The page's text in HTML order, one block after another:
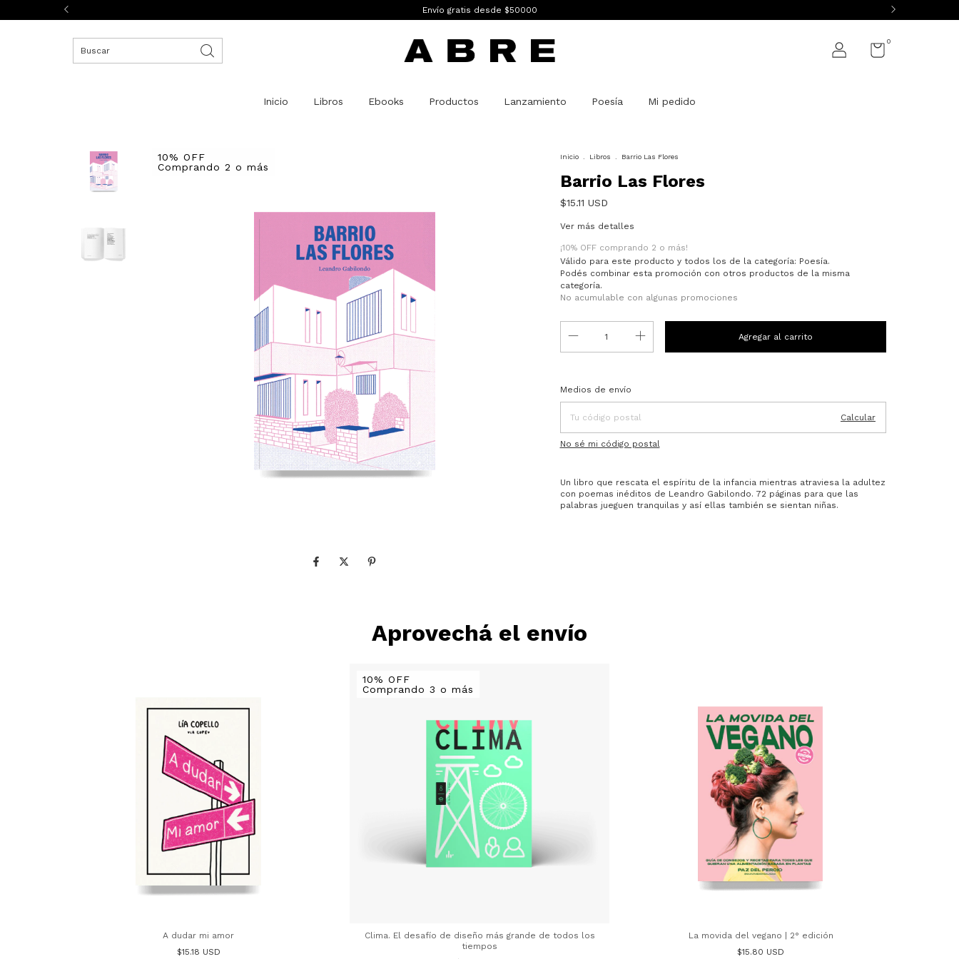
Envío gratis desde $50000
0
Inicio Libros Ebooks Productos Lanzamiento Poesía Mi pedido
10% OFF
Comprando 2 o más
Inicio Libros Barrio Las Flores
Barrio Las Flores
$15.11 USD
Ver más detalles
¡10% OFF comprando 2 o más!
Válido para este producto y todos los de la categoría: Poesía.
Podés combinar esta promoción con otros productos de la misma
categoría.
No acumulable con algunas promociones
Entregas para el CP:
Medios de envío
Calcular
No sé mi código postal
Un libro que rescata el espíritu de la infancia mientras atraviesa la adultez
con poemas inéditos de Leandro Gabilondo. 72 páginas para que las
palabras jueguen tranquilas y así ellas también se sientan niñas.
Aprovechá el envío
A dudar mi amor
$15.18 USD
10% OFF
Comprando 3 o más
Clima. El desafío de diseño más grande de todos los
tiempos
La movida del vegano | 2° edición
$15.80 USD